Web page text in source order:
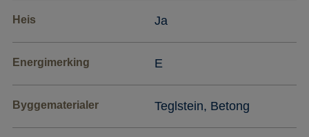
Heis Ja
Energimerking E
Byggematerialer Teglstein, Betong